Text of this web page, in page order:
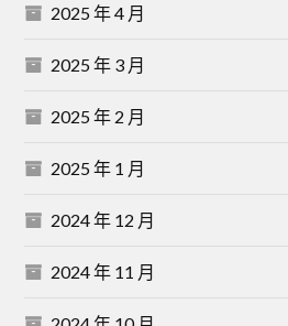
2025 年 4 月
2025 年 3 月
2025 年 2 月
2025 年 1 月
2024 年 12 月
2024 年 11 月